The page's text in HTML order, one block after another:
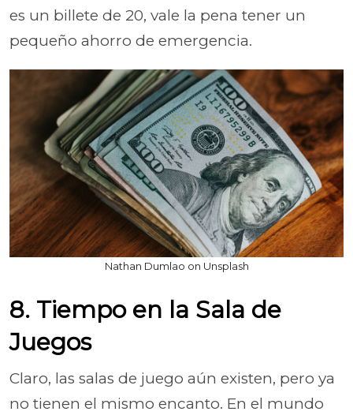
es un billete de 20, vale la pena tener un
pequeño ahorro de emergencia.
Nathan Dumlao on Unsplash
8. Tiempo en la Sala de
Juegos
Claro, las salas de juego aún existen, pero ya
no tienen el mismo encanto. En el mundo